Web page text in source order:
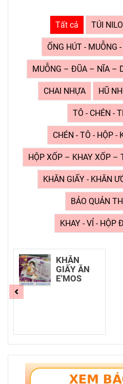
Tất cả TÚI
ỐNG HÚT - MUỖNG
MUỖNG – ĐŨA – NĨA –
CHAI NHỰA HŨ
TÔ - CHÉN -
CHÉN - TÔ - HỘP -
HỘP XỐP – KHAY XỐP –
KHĂN GIẤY - KHĂN
BẢO QUẢN
KHAY - VỈ - HỘP
KHĂN
GIẤY ĂN
E'MOS